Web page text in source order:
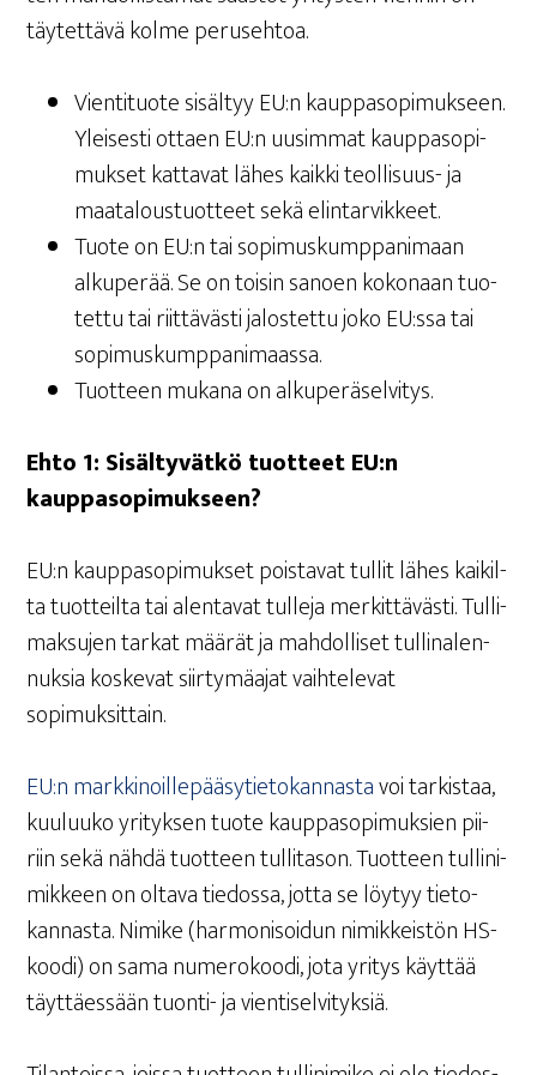
täy­tet­tä­vä kol­me perusehtoa.
Vien­ti­tuo­te sisäl­tyy EU:n kaup­pa­so­pi­muk­seen.
Ylei­ses­ti ottaen EU:n uusim­mat kaup­pa­so­pi­
muk­set kat­ta­vat lähes kaik­ki teol­li­suus- ja
maa­ta­lous­tuot­teet sekä elintarvikkeet.
Tuo­te on EU:n tai sopi­mus­kump­pa­ni­maan
alku­pe­rää. Se on toi­sin sanoen koko­naan tuo­
tet­tu tai riit­tä­väs­ti jalos­tet­tu joko EU:ssa tai
sopimuskumppanimaassa.
Tuot­teen muka­na on alkuperäselvitys.
Ehto 1: Sisäl­ty­vät­kö tuot­teet EU:n
kauppasopimukseen?
EU:n kaup­pa­so­pi­muk­set pois­ta­vat tul­lit lähes kai­kil­
ta tuot­teil­ta tai alen­ta­vat tul­le­ja mer­kit­tä­väs­ti. Tul­li­
mak­su­jen tar­kat mää­rät ja mah­dol­li­set tul­lin­alen­
nuk­sia kos­ke­vat siir­ty­mä­ajat vaih­te­le­vat
sopimuksittain.
EU:n mark­ki­noil­le­pää­sy­tie­to­kan­nas­tavoi tar­kis­taa,
kuu­luu­ko yri­tyk­sen tuo­te kaup­pa­so­pi­muk­sien pii­
riin sekä näh­dä tuot­teen tul­li­ta­son. Tuot­teen tul­li­ni­
mik­keen on olta­va tie­dos­sa, jot­ta se löy­tyy tie­to­
kan­nas­ta. Nimi­ke (har­mo­ni­soi­dun nimik­keis­tön HS-
koo­di) on sama nume­ro­koo­di, jota yri­tys käyt­tää
täyt­täes­sään tuon­ti- ja vientiselvityksiä.